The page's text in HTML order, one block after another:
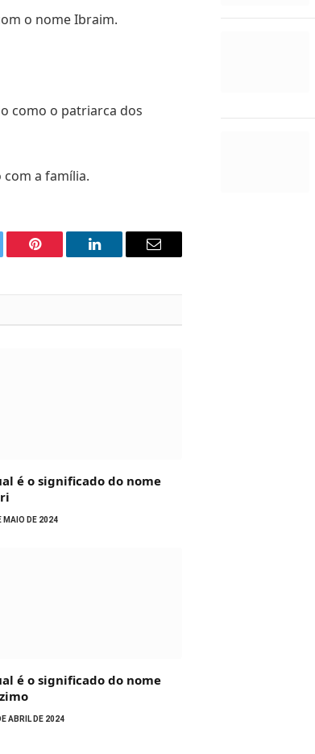
o nome Ibraim.
como o patriarca dos
a família.
Pinterest LinkedIn Email
é o significado do nome
MAIO DE 2024
é o significado do nome
ABRIL DE 2024